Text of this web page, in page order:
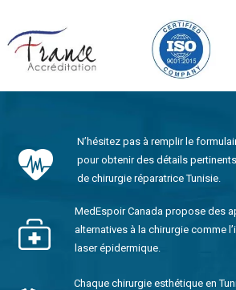
N’hésitez pas à remplir le
pour obtenir des détails
de chirurgie réparatrice Tunisie.
MedEspoir Canada propose des
alternatives à la chirurgie comme
laser épidermique.
Chaque chirurgie esthétique en